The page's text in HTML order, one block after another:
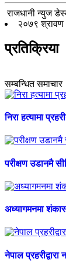
राजधानी न्युज
२०७९ श्रावण
प्रतिक्रिया
सम्बन्धित समाचार
निरा हत्यामा
परीक्षण उडानमै
अध्यागमनमा
नेपाल